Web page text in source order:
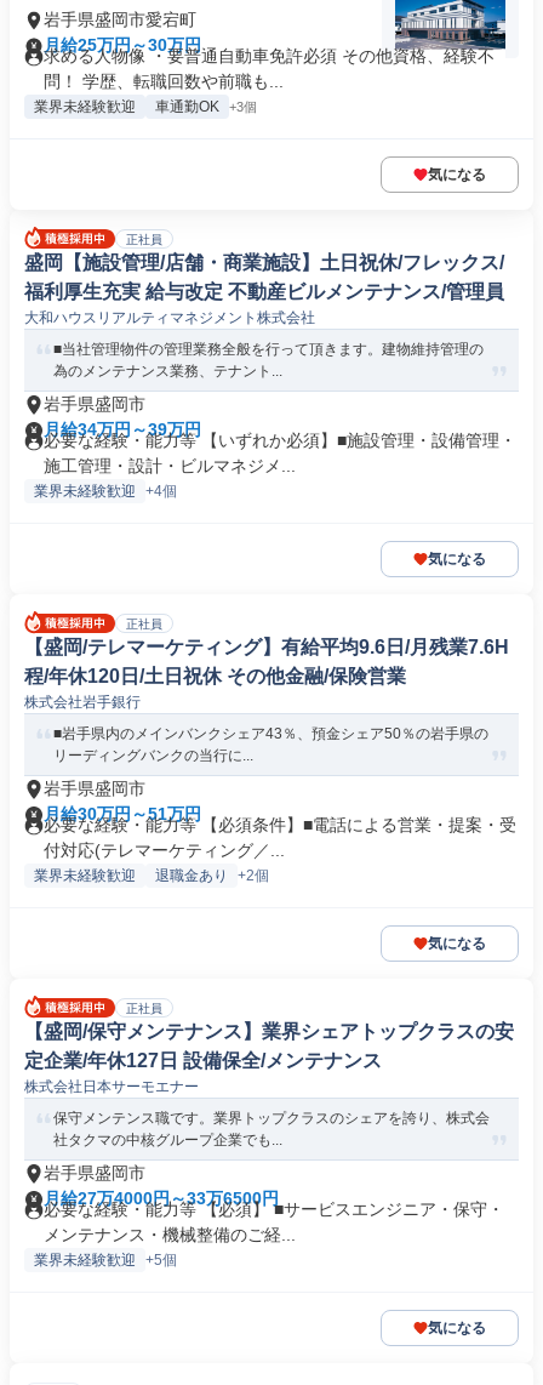
岩手県盛岡市愛宕町
月給25万円～30万円
求める人物像 ・要普通自動車免許必須 その他資格、経験不
問！ 学歴、転職回数や前職も...
業界未経験歓迎 車通勤OK +3個
気になる
正社員
盛岡【施設管理/店舗・商業施設】土日祝休/フレックス/
福利厚生充実 給与改定 不動産ビルメンテナンス/管理員
大和ハウスリアルティマネジメント株式会社
■当社管理物件の管理業務全般を行って頂きます。建物維持管理の
為のメンテナンス業務、テナント...
岩手県盛岡市
月給34万円～39万円
必要な経験・能力等 【いずれか必須】■施設管理・設備管理・
施工管理・設計・ビルマネジメ...
業界未経験歓迎 +4個
気になる
正社員
【盛岡/テレマーケティング】有給平均9.6日/月残業7.6H
程/年休120日/土日祝休 その他金融/保険営業
株式会社岩手銀行
■岩手県内のメインバンクシェア43％、預金シェア50％の岩手県の
リーディングバンクの当行に...
岩手県盛岡市
月給30万円～51万円
必要な経験・能力等 【必須条件】■電話による営業・提案・受
付対応(テレマーケティング／...
業界未経験歓迎 退職金あり +2個
気になる
正社員
【盛岡/保守メンテナンス】業界シェアトップクラスの安
定企業/年休127日 設備保全/メンテナンス
株式会社日本サーモエナー
保守メンテンス職です。業界トップクラスのシェアを誇り、株式会
社タクマの中核グループ企業でも...
岩手県盛岡市
月給27万4000円～33万6500円
必要な経験・能力等 【必須】 ■サービスエンジニア・保守・
メンテナンス・機械整備のご経...
業界未経験歓迎 +5個
気になる